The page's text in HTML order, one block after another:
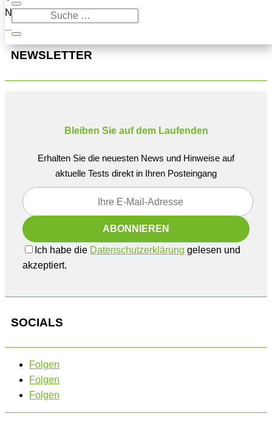
Navigation oben, um den Beitrag zu finden.
NEWSLETTER
Bleiben Sie auf dem Laufenden
Erhalten Sie die neuesten News und Hinweise auf
aktuelle Tests direkt in Ihren Posteingang
Ich habe die Datenschutzerklärung gelesen und
akzeptiert.
SOCIALS
Folgen
Folgen
Folgen